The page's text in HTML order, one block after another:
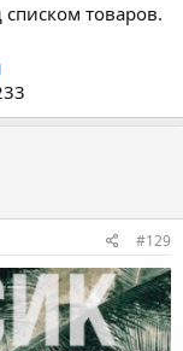
товаров.
#129